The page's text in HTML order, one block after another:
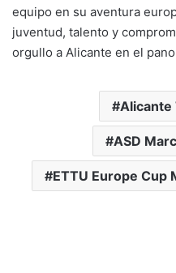
equipo en su aventura
juventud, talento y
orgullo a Alicante en el
Alicante
ASD
ETTU Europe Cup